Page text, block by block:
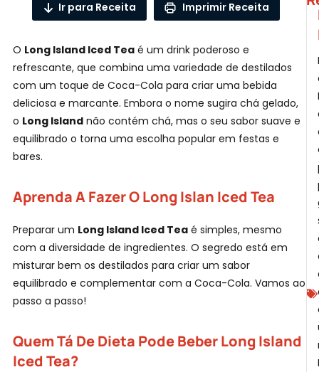
Ir para Receita Imprimir Receita
O Long Island Iced Tea é um drink poderoso e
refrescante, que combina uma variedade de destilados
com um toque de Coca-Cola para criar uma bebida
deliciosa e marcante. Embora o nome sugira chá gelado,
o Long Island não contém chá, mas o seu sabor suave e
equilibrado o torna uma escolha popular em festas e
bares.
Aprenda A Fazer O Long Islan Iced Tea
Preparar um Long Island Iced Tea é simples, mesmo
com a diversidade de ingredientes. O segredo está em
misturar bem os destilados para criar um sabor
equilibrado e complementar com a Coca-Cola. Vamos ao
passo a passo!
Quem Tá De Dieta Pode Beber Long Island
Iced Tea?